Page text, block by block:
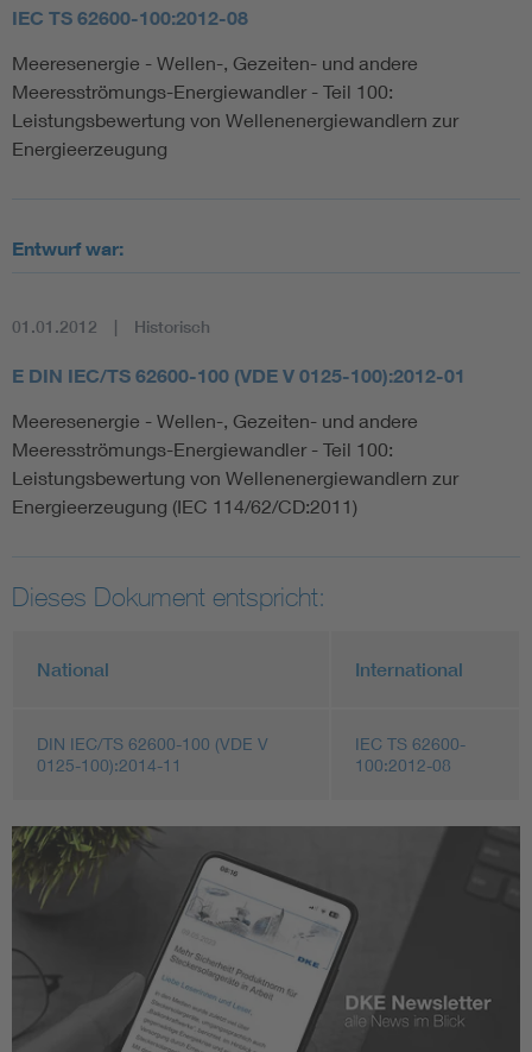
IEC TS 62600-100:2012-08
Meeresenergie - Wellen-, Gezeiten- und andere
Meeresströmungs-Energiewandler - Teil 100:
Leistungsbewertung von Wellenenergiewandlern zur
Energieerzeugung
Entwurf war:
01.01.2012 Historisch
E DIN IEC/TS 62600-100 (VDE V 0125-100):2012-01
Meeresenergie - Wellen-, Gezeiten- und andere
Meeresströmungs-Energiewandler - Teil 100:
Leistungsbewertung von Wellenenergiewandlern zur
Energieerzeugung (IEC 114/62/CD:2011)
Dieses Dokument entspricht:
National International
DIN IEC/TS 62600-100 (VDE V
0125-100):2014-11
IEC TS 62600-
100:2012-08